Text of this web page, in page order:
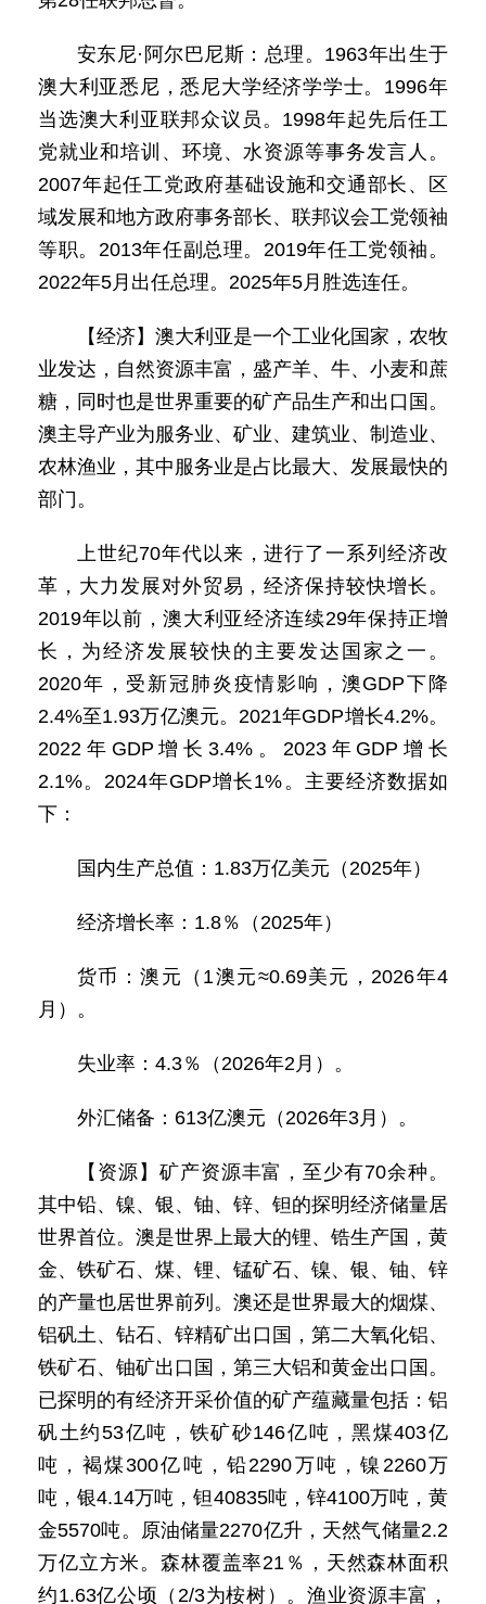
安东尼·阿尔巴尼斯：总理。1963年出生于
澳大利亚悉尼，悉尼大学经济学学士。1996年
当选澳大利亚联邦众议员。1998年起先后任工
党就业和培训、环境、水资源等事务发言人。
2007年起任工党政府基础设施和交通部长、区
域发展和地方政府事务部长、联邦议会工党领袖
等职。2013年任副总理。2019年任工党领袖。
2022年5月出任总理。2025年5月胜选连任。
【经济】澳大利亚是一个工业化国家，农牧
业发达，自然资源丰富，盛产羊、牛、小麦和蔗
糖，同时也是世界重要的矿产品生产和出口国。
澳主导产业为服务业、矿业、建筑业、制造业、
农林渔业，其中服务业是占比最大、发展最快的
部门。
上世纪70年代以来，进行了一系列经济改
革，大力发展对外贸易，经济保持较快增长。
2019年以前，澳大利亚经济连续29年保持正增
长，为经济发展较快的主要发达国家之一。
2020年，受新冠肺炎疫情影响，澳GDP下降
2.4%至1.93万亿澳元。2021年GDP增长4.2%。
2022年GDP增长3.4%。2023年GDP增长
2.1%。2024年GDP增长1%。主要经济数据如
下：
国内生产总值：1.83万亿美元（2025年）
经济增长率：1.8％（2025年）
货币：澳元（1澳元≈0.69美元，2026年4
月）。
失业率：4.3％（2026年2月）。
外汇储备：613亿澳元（2026年3月）。
【资源】矿产资源丰富，至少有70余种。
其中铅、镍、银、铀、锌、钽的探明经济储量居
世界首位。澳是世界上最大的锂、锆生产国，黄
金、铁矿石、煤、锂、锰矿石、镍、银、铀、锌
的产量也居世界前列。澳还是世界最大的烟煤、
铝矾土、钻石、锌精矿出口国，第二大氧化铝、
铁矿石、铀矿出口国，第三大铝和黄金出口国。
已探明的有经济开采价值的矿产蕴藏量包括：铝
矾土约53亿吨，铁矿砂146亿吨，黑煤403亿
吨，褐煤300亿吨，铅2290万吨，镍2260万
吨，银4.14万吨，钽40835吨，锌4100万吨，黄
金5570吨。原油储量2270亿升，天然气储量2.2
万亿立方米。森林覆盖率21％，天然森林面积
约1.63亿公顷（2/3为桉树）。渔业资源丰富，